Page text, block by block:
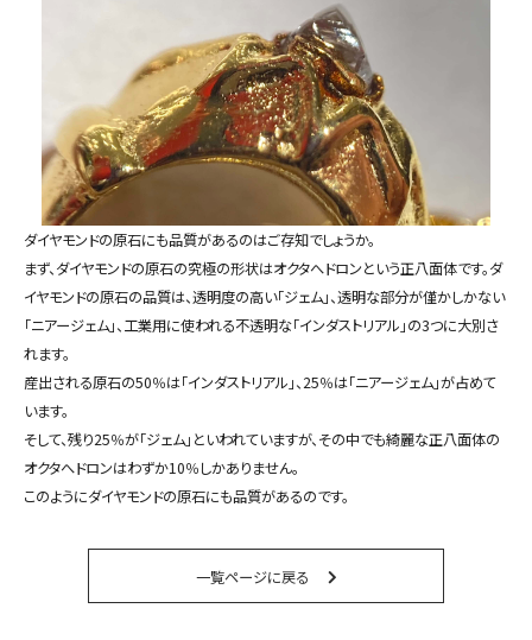
ダイヤモンドの原石にも品質があるのはご存知でしょうか。
まず、ダイヤモンドの原石の究極の形状はオクタへドロンという正八面体です。ダ
イヤモンドの原石の品質は、透明度の高い「ジェム」、透明な部分が僅かしかない
「ニアージェム」、工業用に使われる不透明な「インダストリアル」の3つに大別さ
れます。
産出される原石の50％は「インダストリアル」、25％は「ニアージェム」が占めて
います。
そして、残り25％が「ジェム」といわれていますが、その中でも綺麗な正八面体の
オクタへドロンはわずか10％しかありません。
このようにダイヤモンドの原石にも品質があるのです。
一覧ページに戻る